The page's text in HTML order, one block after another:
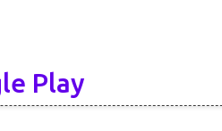
Play